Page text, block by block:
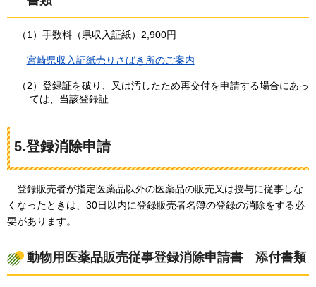
（1）手数料（県収入証紙）2,900円
宮崎県収入証紙売りさばき所のご案内
（2）登録証を破り、又は汚したため再交付を申請する場合にあっ
ては、当該登録証
5.登録消除申請
登録販売者が指定医薬品以外の医薬品の販売又は授与に従事しな
くなったときは、30日以内に登録販売者名簿の登録の消除をする必
要があります。
動物用医薬品販売従事登録消除申請書 添付書類